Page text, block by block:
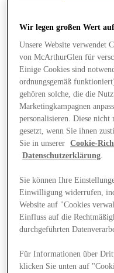
Angebote
Wir legen großen Wert
Unsere Website verwendet
von McArthurGlen für
Einige Cookies sind
ordnungsgemäß
gehören solche, die die
Marketingkampagnen
personalisieren. Diese nicht
gesetzt, wenn Sie ihnen
Sie in unserer
Cookie-
Datenschutzerklärung.
Sie können Ihre
Einwilligung widerrufen,
Website auf "Cookies
Einfluss auf die
durchgeführten
Für Informationen über
klicken Sie unten auf